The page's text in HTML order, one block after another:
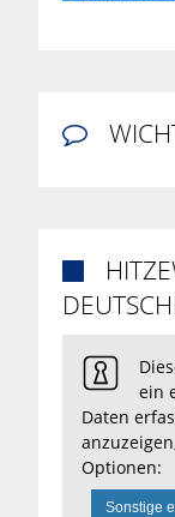

ein
Daten
Optionen:
Sonstige